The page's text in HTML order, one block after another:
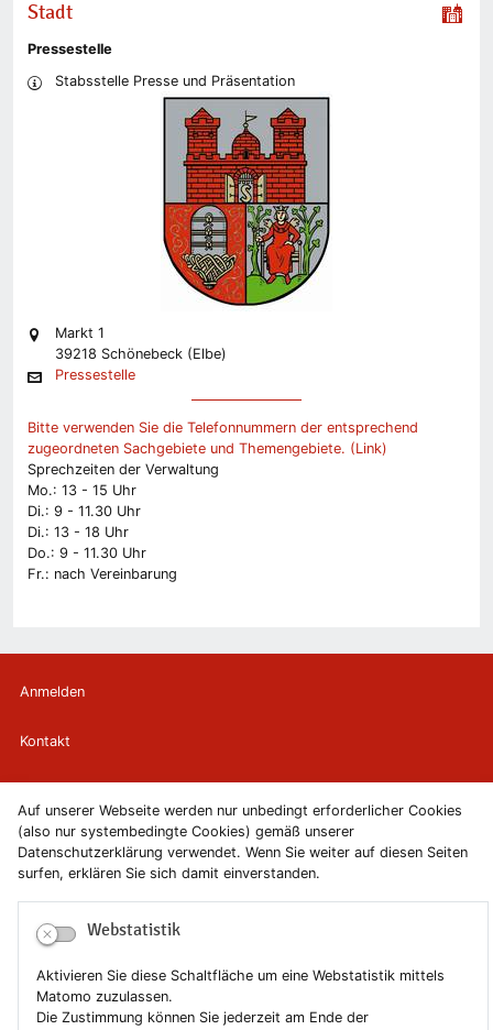
Auf unserer Webseite werden nur unbedingt erforderlicher Cookies
(also nur systembedingte Cookies) gemäß unserer
Datenschutzerklärung verwendet. Wenn Sie weiter auf diesen Seiten
surfen, erklären Sie sich damit einverstanden.
Webstatistik
Aktivieren Sie diese Schaltfläche um eine Webstatistik mittels
Matomo zuzulassen.
Die Zustimmung können Sie jederzeit am Ende der
Stadt
Pressestelle
Stabsstelle Presse und Präsentation
Markt 1
39218 Schönebeck (Elbe)
Pressestelle
Bitte verwenden Sie die Telefonnummern der entsprechend
zugeordneten Sachgebiete und Themengebiete. (Link)
Sprechzeiten der Verwaltung
Mo.: 13 - 15 Uhr
Di.: 9 - 11.30 Uhr
Di.: 13 - 18 Uhr
Do.: 9 - 11.30 Uhr
Fr.: nach Vereinbarung
Anmelden
Kontakt
Newsletterabmeldung
Datenschutzerklärung
Erklärung zur Barrierefreiheit